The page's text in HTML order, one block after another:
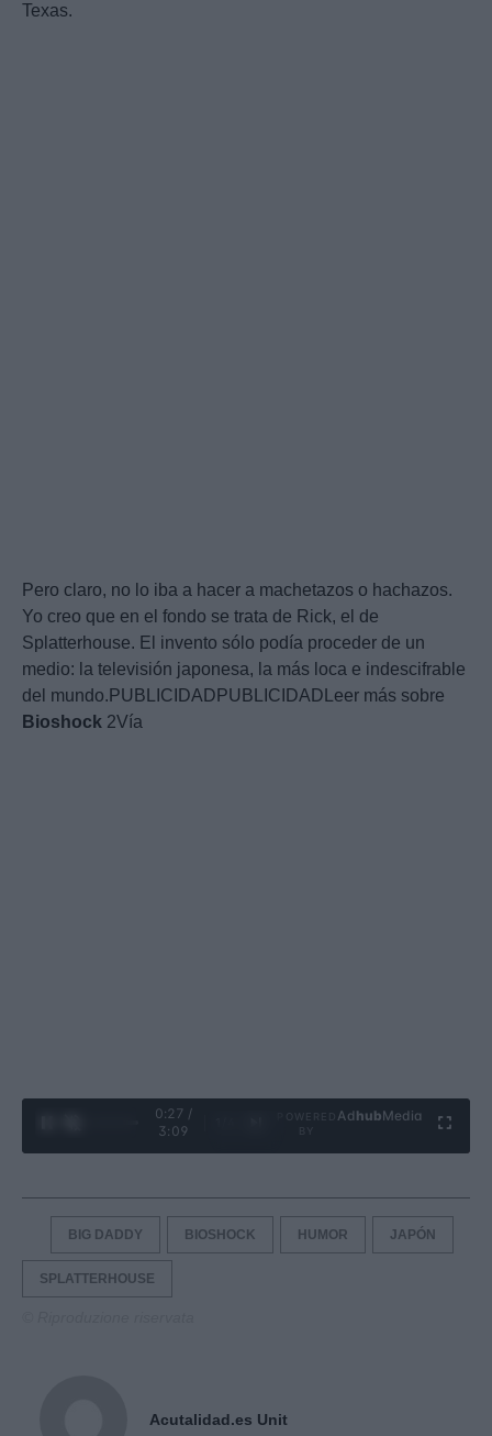
Texas.
Pero claro, no lo iba a hacer a machetazos o hachazos.
Yo creo que en el fondo se trata de Rick, el de
Splatterhouse. El invento sólo podía proceder de un
medio: la televisión japonesa, la más loca e indescifrable
del mundo.PUBLICIDADPUBLICIDADLeer más sobre
Bioshock 2Vía
0:28 /
3:09
Ad hubMedia
BIG DADDY BIOSHOCK HUMOR JAPÓN
SPLATTERHOUSE
Acutalidad.es Unit